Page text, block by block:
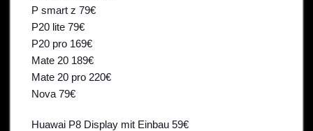
P smart z 79€
P20 lite 79€
P20 pro 169€
Mate 20 189€
Mate 20 pro 220€
Nova 79€
Huawai P8 Display mit Einbau 59€